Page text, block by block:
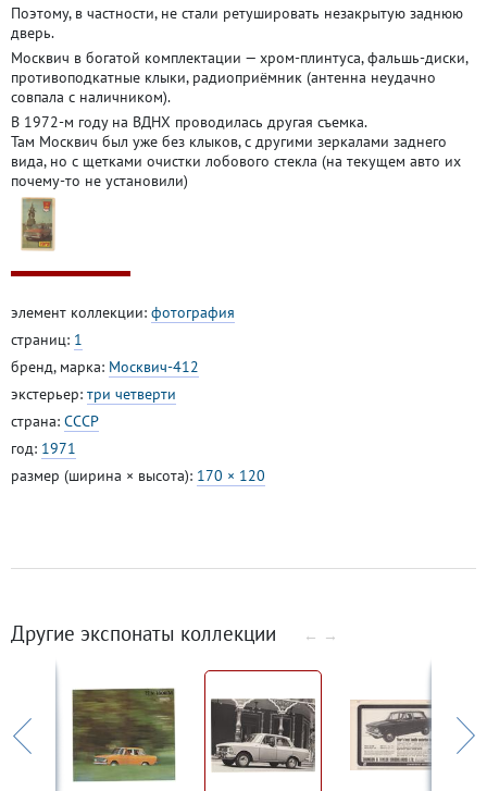
Поэтому, в частности, не стали ретушировать незакрытую заднюю
дверь.
Москвич в богатой комплектации — хром-плинтуса, фальшь-диски,
противоподкатные клыки, радиоприёмник (антенна неудачно
совпала с наличником).
В 1972-м году на ВДНХ проводилась другая съемка.
Там Москвич был уже без клыков, с другими зеркалами заднего
вида, но с щетками очистки лобового стекла (на текущем авто их
почему-то не установили)
элемент коллекции: фотография
страниц: 1
бренд, марка: Москвич-412
экстерьер: три четверти
страна: СССР
год: 1971
размер (ширина × высота): 170 × 120
Другие экспонаты коллекции ← →